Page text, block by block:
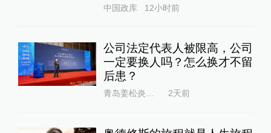
中国政库 12小时前
公司法定代表人被限高，公司
一定要换人吗？怎么换才不留
后患？
2天前